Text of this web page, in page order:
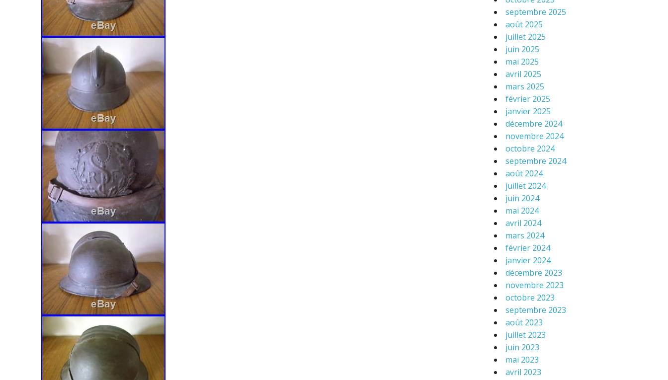
septembre 2025
août 2025
juillet 2025
juin 2025
mai 2025
avril 2025
mars 2025
février 2025
janvier 2025
décembre 2024
novembre 2024
octobre 2024
septembre 2024
août 2024
juillet 2024
juin 2024
mai 2024
avril 2024
mars 2024
février 2024
janvier 2024
décembre 2023
novembre 2023
octobre 2023
septembre 2023
août 2023
juillet 2023
juin 2023
mai 2023
avril 2023